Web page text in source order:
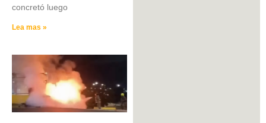
concretó luego
Lea mas »